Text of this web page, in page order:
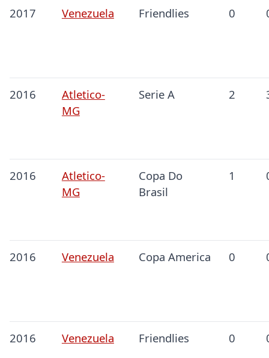
2017 Venezuela Friendlies 0
2016
Atletico-
MG
Serie A 2
2016
Atletico-
MG
Copa Do
Brasil
1
2016 Venezuela Copa America 0
2016 Venezuela Friendlies 0